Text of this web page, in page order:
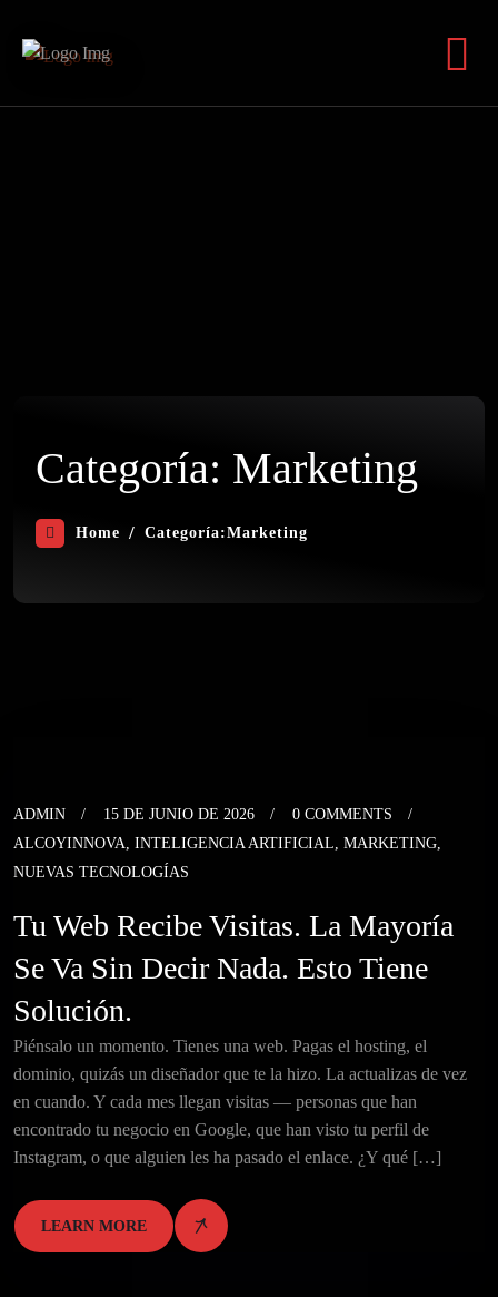
Categoría: Marketing
Home Categoría:Marketing
ADMIN 15 DE JUNIO DE 2026
0 COMMENTS
ALCOYINNOVA, INTELIGENCIA ARTIFICIAL, MARKETING,
NUEVAS TECNOLOGÍAS
Tu Web Recibe Visitas. La Mayoría
Se Va Sin Decir Nada. Esto Tiene
Solución.
Piénsalo un momento. Tienes una web. Pagas el hosting, el
dominio, quizás un diseñador que te la hizo. La actualizas de vez
en cuando. Y cada mes llegan visitas — personas que han
encontrado tu negocio en Google, que han visto tu perfil de
Instagram, o que alguien les ha pasado el enlace. ¿Y qué […]
LEARN MORE